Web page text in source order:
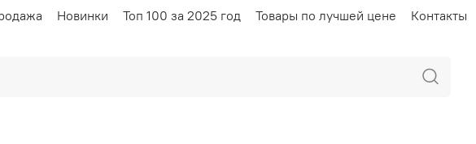
Новинки Топ 100 за 2025 год Товары по лучшей цене Контакты